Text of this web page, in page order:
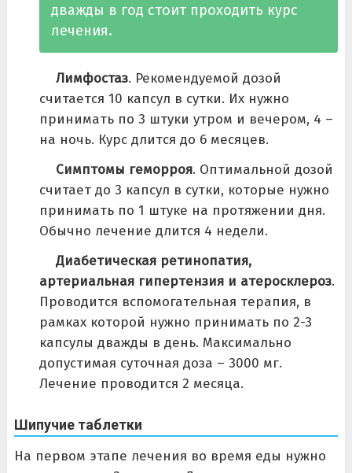
дважды в год стоит проходить курс
лечения.
Лимфостаз. Рекомендуемой дозой
считается 10 капсул в сутки. Их нужно
принимать по 3 штуки утром и вечером, 4 –
на ночь. Курс длится до 6 месяцев.
Симптомы геморроя. Оптимальной дозой
считает до 3 капсул в сутки, которые нужно
принимать по 1 штуке на протяжении дня.
Обычно лечение длится 4 недели.
Диабетическая ретинопатия,
артериальная гипертензия и атеросклероз.
Проводится вспомогательная терапия, в
рамках которой нужно принимать по 2-3
капсулы дважды в день. Максимально
допустимая суточная доза – 3000 мг.
Лечение проводится 2 месяца.
Шипучие таблетки
На первом этапе лечения во время еды нужно